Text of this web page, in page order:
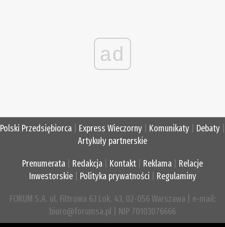
ad
Polski Przedsiębiorca Express Wieczorny Komunikaty Debaty
Artykuły partnerskie
Prenumerata Redakcja Kontakt Reklama
Relacje
Inwestorskie| Polityka prywatności Regulaminy
FORUM S.A. ul. Filtrowa 63 Lok. 43, 02-056 Warszawa | e-mail:
biuro@forumsa.pl | NIP 70103076666